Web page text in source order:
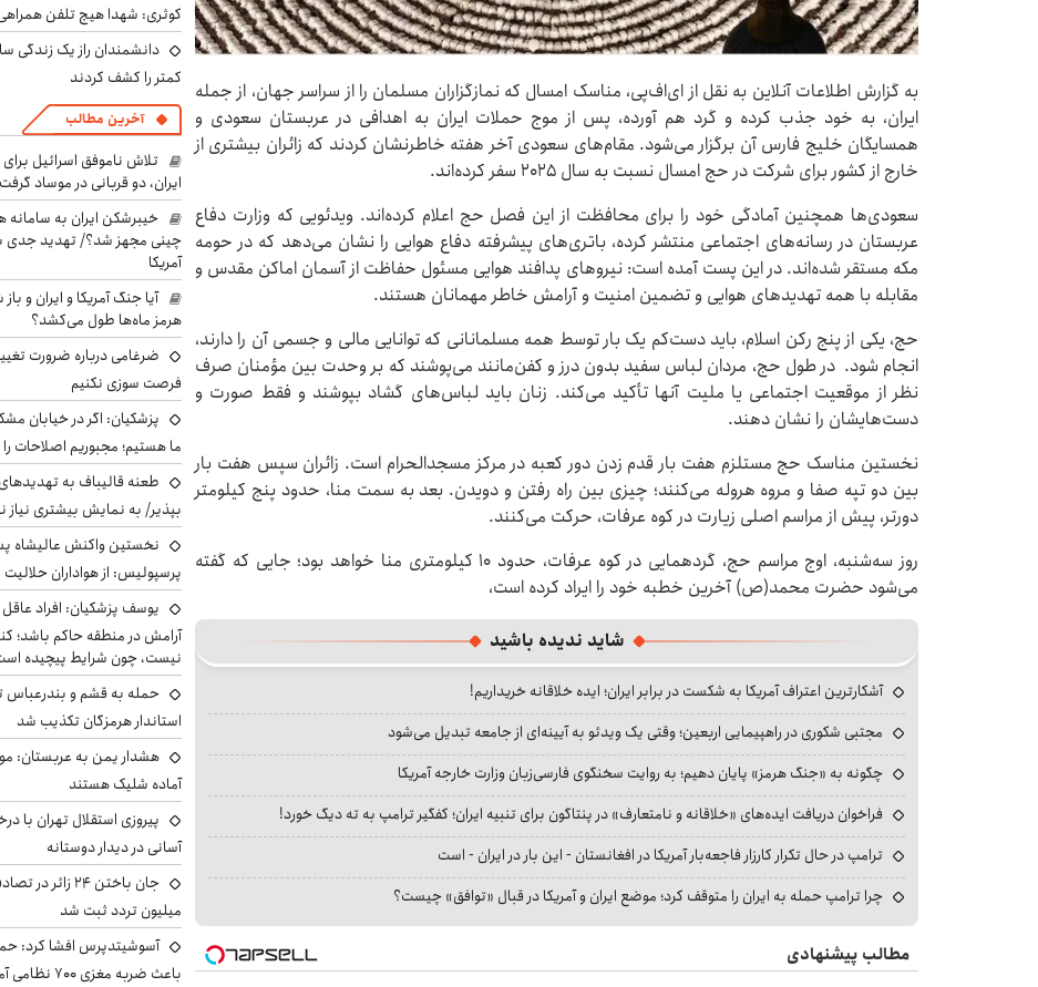
به گزارش اطلاعات آنلاین به نقل از ای‌اف‌پی، مناسک امسال که نمازگزاران مسلمان را از سراسر جهان، از جمله
ایران، به خود جذب کرده و گرد هم آورده، پس از موج حملات ایران به اهدافی در عربستان سعودی و
همسایگان خلیج فارس آن برگزار می‌شود. مقام‌های سعودی آخر هفته خاطرنشان کردند که زائران بیشتری از
خارج از کشور برای شرکت در حج امسال نسبت به سال ۲۰۲۵ سفر کرده‌اند.
سعودی‌ها همچنین آمادگی خود را برای محافظت از این فصل حج اعلام کرده‌اند. ویدئویی که وزارت دفاع
عربستان در رسانه‌های اجتماعی منتشر کرده، باتری‌های پیشرفته دفاع هوایی را نشان می‌دهد که در حومه
مکه مستقر شده‌اند. در این پست آمده است: نیروهای پدافند هوایی مسئول حفاظت از آسمان اماکن مقدس و
مقابله با همه تهدیدهای هوایی و تضمین امنیت و آرامش خاطر مهمانان هستند.
حج، یکی از پنج رکن اسلام، باید دست‌کم یک بار توسط همه مسلمانانی که توانایی مالی و جسمی آن را دارند،
انجام شود. در طول حج، مردان لباس سفید بدون درز و کفن‌مانند می‌پوشند که بر وحدت بین مؤمنان صرف
نظر از موقعیت اجتماعی یا ملیت آنها تأکید می‌کند. زنان باید لباس‌های گشاد بپوشند و فقط صورت و
دست‌هایشان را نشان دهند.
نخستین مناسک حج مستلزم هفت بار قدم زدن دور کعبه در مرکز مسجدالحرام است. زائران سپس هفت بار
بین دو تپه صفا و مروه هروله می‌کنند؛ چیزی بین راه رفتن و دویدن. بعد به سمت منا، حدود پنج کیلومتر
دورتر، پیش از مراسم اصلی زیارت در کوه عرفات، حرکت می‌کنند.
روز سه‌شنبه، اوج مراسم حج، گردهمایی در کوه عرفات، حدود ۱۰ کیلومتری منا خواهد بود؛ جایی که گفته
می‌شود حضرت محمد(ص) آخرین خطبه خود را ایراد کرده است،
شاید ندیده باشید
آشکارترین اعتراف آمریکا به شکست در برابر ایران؛ ایده خلاقانه خریداریم!
مجتبی شکوری در راهپیمایی اربعین؛ وقتی یک ویدئو به آیینه‌ای از جامعه تبدیل می‌شود
چگونه به «جنگ هرمز» پایان دهیم؛ به روایت سخنگوی فارسی‌زبان وزارت خارجه آمریکا
فراخوان دریافت ایده‌های «خلاقانه و نامتعارف» در پنتاگون برای تنبیه ایران؛ کفگیر ترامپ به ته دیگ خورد!
ترامپ در حال تکرار کارزار فاجعه‌بار آمریکا در افغانستان - این بار در ایران - است
چرا ترامپ حمله به ایران را متوقف کرد؛ موضع ایران و آمریکا در قبال «توافق» چیست؟
مطالب پیشنهادی
کوثری: شهدا هیچ تلفن
دانشمندان راز یک زندگی
کمتر را کشف کردند
آخرین مطالب
تلاش ناموفق اسرائیل
ایران، دو قربانی در موساد گرفت
خیبرشکن ایران به سامانه
چینی مجهز شد؟/ تهدید جدی
آمریکا
آیا جنگ آمریکا و ایران و
هرمز ماه‌ها طول می‌کشد؟
ضرغامی درباره ضرورت
فرصت سوزی نکنیم
پزشکیان: اگر در خیابان
ما هستیم؛ مجبوریم اصلاحات
طعنه قالیباف به
بپذیر/ به نمایش بیشتری نیاز
نخستین واکنش عالیشاه
پرسپولیس: از هواداران
یوسف پزشکیان: افراد
آرامش در منطقه حاکم باشد؛
نیست، چون شرایط پیچیده
حمله به قشم و بندرعباس
استاندار هرمزگان تکذیب شد
هشدار یمن به عربستان:
آماده شلیک هستند
پیروزی استقلال تهران
آسانی در دیدار دوستانه
میلیون تردد ثبت شد
آسوشیتدپرس افشا کرد:
باعث ضربه مغزی ۷۰۰ نظامی آمریکایی شد